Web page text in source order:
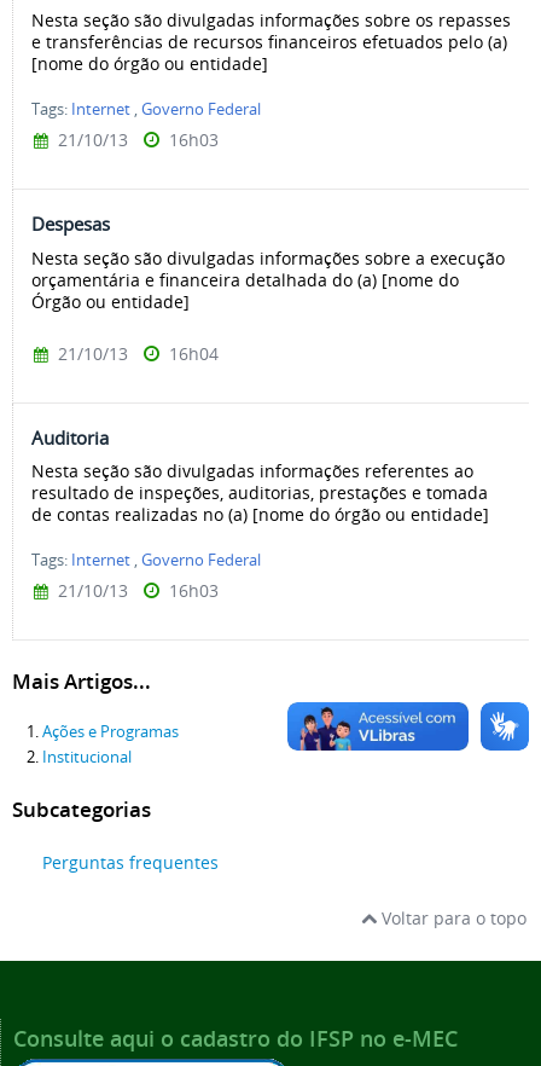
Nesta seção são divulgadas informações sobre os repasses
e transferências de recursos financeiros efetuados pelo (a)
[nome do órgão ou entidade]
Tags: Internet ,Governo Federal
21/10/13 16h03
Despesas
Nesta seção são divulgadas informações sobre a execução
orçamentária e financeira detalhada do (a) [nome do
Órgão ou entidade]
21/10/13 16h04
Auditoria
Nesta seção são divulgadas informações referentes ao
resultado de inspeções, auditorias, prestações e tomada
de contas realizadas no (a) [nome do órgão ou entidade]
Tags: Internet ,Governo Federal
21/10/13 16h03
Mais Artigos...
Ações e Programas
Institucional
Subcategorias
Perguntas frequentes
Voltar para o topo
Consulte aqui o cadastro do IFSP no e-MEC